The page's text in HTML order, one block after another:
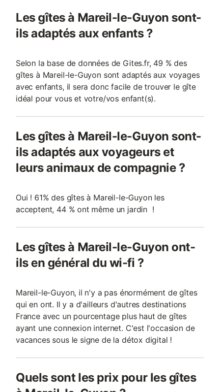
Les gîtes à Mareil-le-Guyon sont-
ils adaptés aux enfants ?
Selon la base de données de Gites.fr, 49 % des
gîtes à Mareil-le-Guyon sont adaptés aux voyages
avec enfants, il sera donc facile de trouver le gîte
idéal pour vous et votre/vos enfant(s).
Les gîtes à Mareil-le-Guyon sont-
ils adaptés aux voyageurs et
leurs animaux de compagnie ?
Oui ! 61% des gîtes à Mareil-le-Guyon les
acceptent, 44 % ont même un jardin !
Les gîtes à Mareil-le-Guyon ont-
ils en général du wi-fi ?
Mareil-le-Guyon, il n'y a pas énormément de gîtes
qui en ont. Il y a d'ailleurs d'autres destinations
France avec un pourcentage plus haut de gîtes
ayant une connexion internet. C'est l'occasion de
vacances sous le signe de la détox digital !
Quels sont les prix pour les gîtes